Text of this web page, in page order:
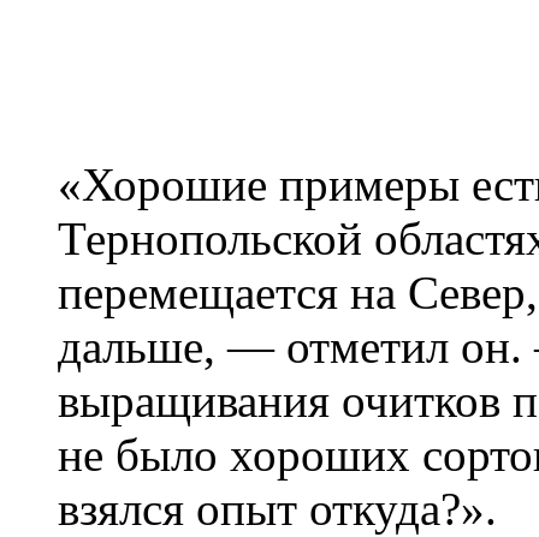
«Хорошие примеры
Тернопольской
перемещается на
дальше, — отметил
выращивания очитков
не было хороших
взялся опыт откуда?».